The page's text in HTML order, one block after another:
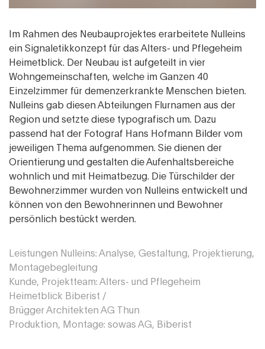
Im Rahmen des Neubauprojektes erarbeitete Nulleins
ein Signaletikkonzept für das Alters- und Pflegeheim
Heimetblick. Der Neubau ist aufgeteilt in vier
Wohngemeinschaften, welche im Ganzen 40
Einzelzimmer für demenzerkrankte Menschen bieten.
Nulleins gab diesen Abteilungen Flurnamen aus der
Region und setzte diese typografisch um. Dazu
passend hat der Fotograf Hans Hofmann Bilder vom
jeweiligen Thema aufgenommen. Sie dienen der
Orientierung und gestalten die Aufenhaltsbereiche
wohnlich und mit Heimatbezug. Die Türschilder der
Bewohnerzimmer wurden von Nulleins entwickelt und
können von den Bewohnerinnen und Bewohner
persönlich bestückt werden.
Leistungen Nulleins: Analyse, Gestaltung, Projektierung,
Montagebegleitung
Kunde, Projektteam: Alters- und Pflegeheim
Heimetblick Biberist /
Brügger Architekten AG Thun
Produktion, Montage: sowas AG, Biberist